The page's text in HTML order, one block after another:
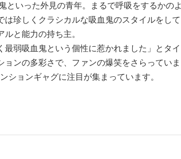
といった外見の青年。まるで呼吸をするかのよ
珍しくクラシカルな吸血鬼のスタイルをして
と能力の持ち主。
最弱吸血鬼という個性に惹かれました」とタイ
ンの多彩さで、ファンの爆笑をさらっていま
ションギャグに注目が集まっています。